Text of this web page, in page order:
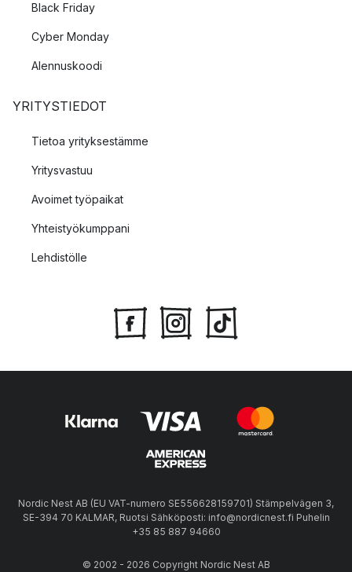
Black Friday
Cyber Monday
Alennuskoodi
YRITYSTIEDOT
Tietoa yrityksestämme
Yritysvastuu
Avoimet työpaikat
Yhteistyökumppani
Lehdistölle
Nordic Nest AB (EU VAT-numero SE556628159701) Stämpelvägen 3,
SE-394 70 KALMAR, Ruotsi Sähköposti: info@nordicnest.fi Puhelin
+35 85 887 94660
© 2002 - 2026 Copyright Nordic Nest AB